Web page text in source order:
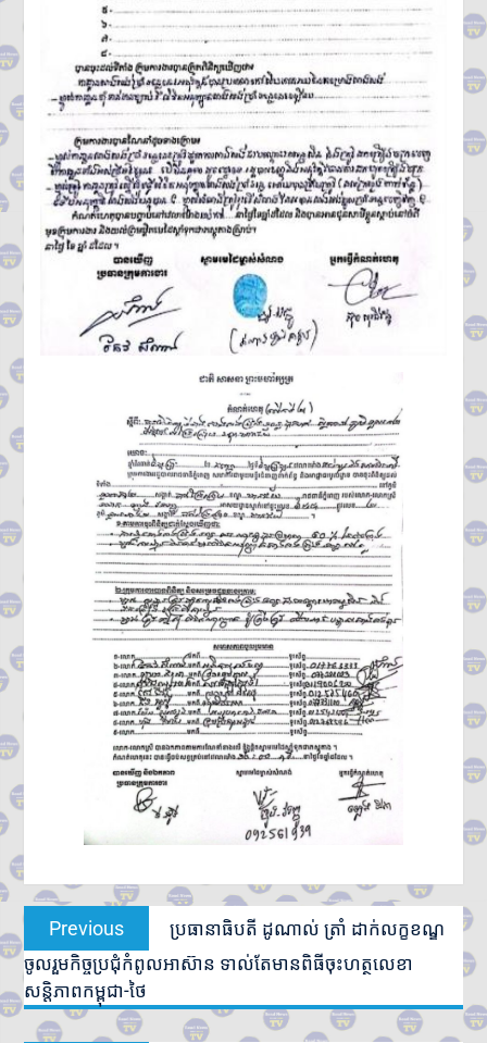
Post
navigation
Previous
Previous
post:
ប្រធានាធិបតី ដូណាល់ ត្រាំ ដាក់លក្ខខណ្ឌ
ចូលរួមកិច្ចប្រជុំកំពូលអាស៊ាន ទាល់តែមានពិធីចុះហត្ថលេខា
សន្តិភាពកម្ពុជា-ថៃ